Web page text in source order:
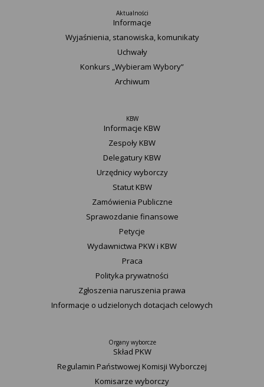
Aktualności
Informacje
Wyjaśnienia, stanowiska, komunikaty
Uchwały
Konkurs „Wybieram Wybory”
Archiwum
KBW
Informacje KBW
Zespoły KBW
Delegatury ​KBW
Urzędnicy wyborczy
Statut K​BW
Zamówienia Publiczne
Sprawozdanie finansowe
Petycje
Wydawnictwa PKW i KBW
Praca
Polityka prywatności
Zgłoszenia naruszenia prawa
Informacje o udzielonych dotacjach celowych
Organy wyborcze
Skład PKW
Regulamin Państwowej Komisji Wyborczej
Komisarze wyborczy